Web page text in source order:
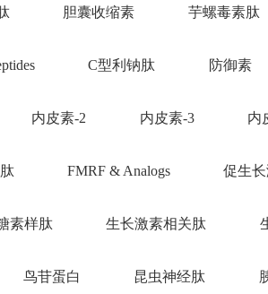
胆囊收缩素 芋螺毒素肽
C型利钠肽 防御素
内皮素-2 内皮素-3 内
FMRF & Analogs 促生
素样肽 生长激素相关肽
鸟苷蛋白 昆虫神经肽